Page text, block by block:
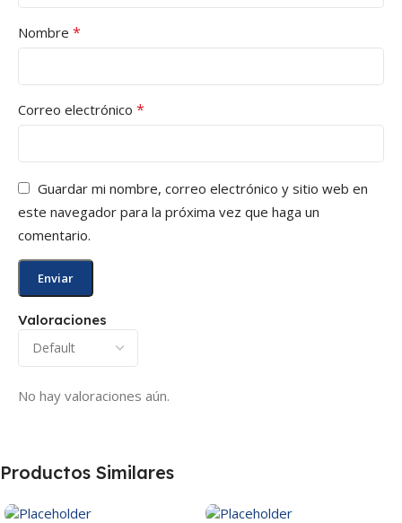
Valoraciones
No hay valoraciones aún.
Nombre *
Correo electrónico *
Guardar mi nombre, correo electrónico y sitio web en
este navegador para la próxima vez que haga un
comentario.
Productos Similares